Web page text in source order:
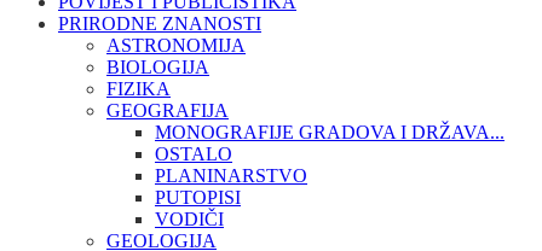
PRIRODNE ZNANOSTI
ASTRONOMIJA
BIOLOGIJA
FIZIKA
GEOGRAFIJA
MONOGRAFIJE GRADOVA I DRŽAVA...
OSTALO
PLANINARSTVO
PUTOPISI
VODIČI
GEOLOGIJA